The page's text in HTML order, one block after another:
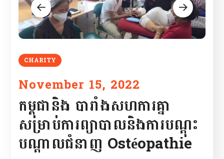
CHARITY
November 15, 2022
កម្ពុជានិង បារាំងសហការគ្នា
សម្រាប់ការព្យាបាលនិងការបណ្តុះ
បណ្តាលជំនាញ Ostéopathie